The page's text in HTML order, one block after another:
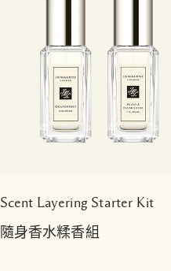
Scent Layering Starter Kit
隨身香水糅香組